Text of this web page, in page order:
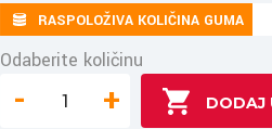
RASPOLOŽIVA KOLIČINA GUMA
Odaberite količinu
- +